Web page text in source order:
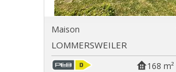
Maison
LOMMERSWEILER
168 m²